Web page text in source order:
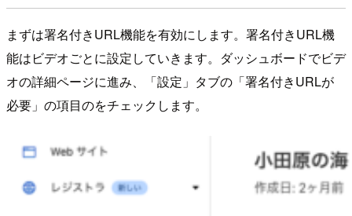
まずは署名付きURL機能を有効にします。署名付きURL機
能はビデオごとに設定していきます。ダッシュボードでビデ
オの詳細ページに進み、「設定」タブの「署名付きURLが
必要」の項目のをチェックします。